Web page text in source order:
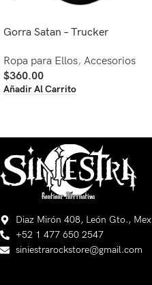
Gorra Satan – Trucker
Ropa para Ellos, Accesorios
$360.00
Añadir Al Carrito
Diaz Mirón 408, León Gto., Mex
+52 1 477 650 2547
siniestrarockstore@gmail.com